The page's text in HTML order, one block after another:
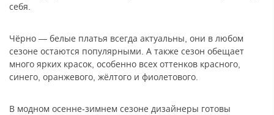
себя.
Чёрно — белые платья всегда актуальны, они в любом
сезоне остаются популярными. А также сезон обещает
много ярких красок, особенно всех оттенков красного,
синего, оранжевого, жёлтого и фиолетового.
В модном осенне-зимнем сезоне дизайнеры готовы